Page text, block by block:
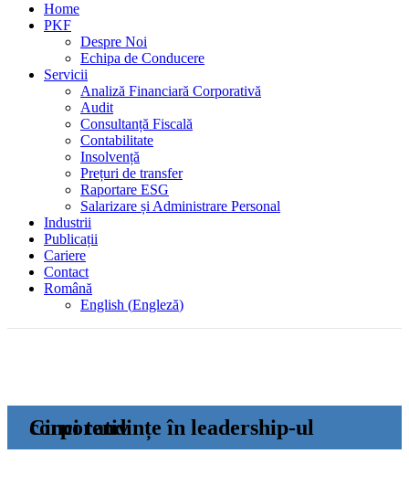
Home
PKF
Despre Noi
Echipa de Conducere
Servicii
Analiză Financiară Corporativă
Audit
Consultanță Fiscală
Contabilitate
Insolvență
Prețuri de transfer
Raportare ESG
Salarizare și Administrare Personal
Industrii
Publicații
Cariere
Contact
Română
English (Engleză)
Cinci tendințe în leadership-ul corporativ